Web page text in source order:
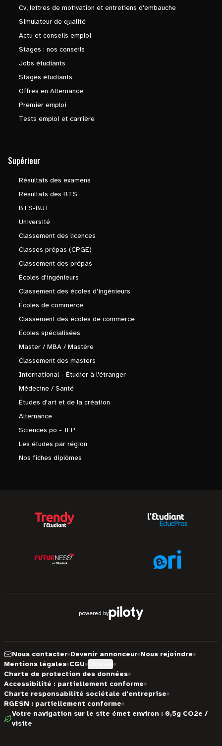
Cv, lettres de motivation et entretiens d'embauche
Simulateur de qualité
Actu et conseils emploi
Stages : nos conseils
Jobs étudiants
Stages étudiants
Offres en Alternance
Premier emploi
Tests emploi et carrière
Supérieur
Résultats des examens
Résultats des BTS
BTS-BUT
Université
Classement des licences
Classes prépas (CPGE)
Classement des prépas
Écoles d'ingénieurs
Classement des écoles d'ingénieurs
Écoles de commerce
Classement des écoles de commerce
Écoles spécialisées
Master / MBA / Mastère
Classement des masters
International - Étudier à l'étranger
Médecine / Santé
Études d'art et de la création
Alternance
Sciences po - IEP
Les études par région
Nos fiches diplômes
powered by
Nous contacter Devenir annonceur Nous rejoindre
Mentions légales CGU
Charte de protection des données
Accessibilité : partiellement conforme
Charte responsabilité sociétale d'entreprise
RGESN : partiellement conforme
Votre navigation sur le site émet environ : 0,5g CO2e /
visite